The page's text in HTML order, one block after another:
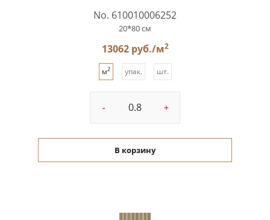
No. 610010006252
20*80 см
13062 руб./м2
м2 упак. шт.
- +
В корзину